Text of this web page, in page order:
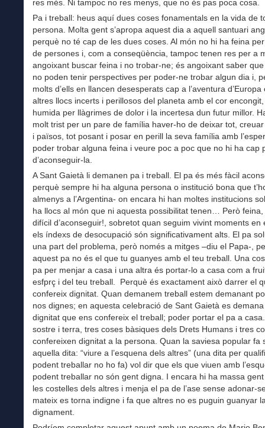
res més. Ni tampoc no res menys, que no és pas poca cosa.
Pa i treball: heus aquí dues coses fonamentals en la vida de
persona. Molta gent s’apropa aquest dia a aquell santuari
perquè no té cap de les dues coses. Al món no hi ha feina
de persones i, com a conseqüència, tampoc tenen res per a
angoixant buscar feina i no trobar-ne; és angoixant saber
no poden tenir perspectives per poder-ne trobar algun dia i,
molts d’ells en llancen desesperats cap a l’aventura d’Europa
altres llocs incerts i perillosos del planeta amb el cor
humida per llàgrimes de dolor i la incertesa dun futur millor.
molt trist per un pare de família haver-ho de deixar tot,
i països, tot posant i posar en perill la seva família amb
poder trobar alguna feina i veure poc a poc que no hi ha cap
d’aconseguir-la.
A Sant Gaietà li demanen pa i treball. El pa és més fàcil
perquè sempre hi ha alguna persona o institució bona que
almenys a l’Argentina- on encara hi han moltes institucions
ha llocs al món que ni aquesta possibilitat tenen… Però feina,
difícil d’aconseguir!, sobretot quan seguim vivint moments en
els índexs de desocupació són significativament alts. El pa
una part del problema, però només a mitges –diu el Papa-,
aquest pa no és el que tu guanyes amb el teu treball. Una
pa per menjar a casa i una altra és portar-lo a casa com a
esfprç i del teu treball. Perquè és exactament això darrer el
confereix dignitat. Quan demanem treball estem demanant
nos dignes; en aquesta celebració de Sant Gaietà es
dignitat que ens confereix el treball; poder portar el pa a
sostre i terra, tres coses bàsiques dels Drets Humans i tres
confereixen dignitat a la persona. Quan la saviesa popular fa
aquella dita: “viure a l’esquena dels altres” (una dita per
podent treballar no ho fa) vol dir que els que viuen amb
podent treballar no són gent digna. I encara hi ha massa
les costelles dels altres i menja el pa de l’ase sense adonar-
mateix es torna indigne i fa que altres no es puguin guanyar
dignament.